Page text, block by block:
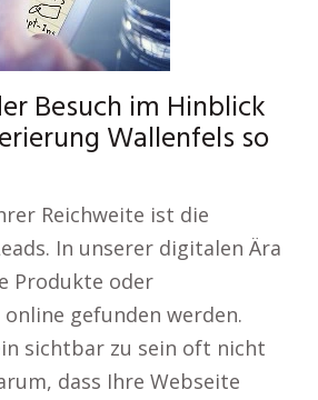
Besuch im Hinblick
Wallenfels so
Reichweite ist die
In unserer digitalen Ära
Produkte oder
gefunden werden.
sichtbar zu sein oft nicht
dass Ihre Webseite